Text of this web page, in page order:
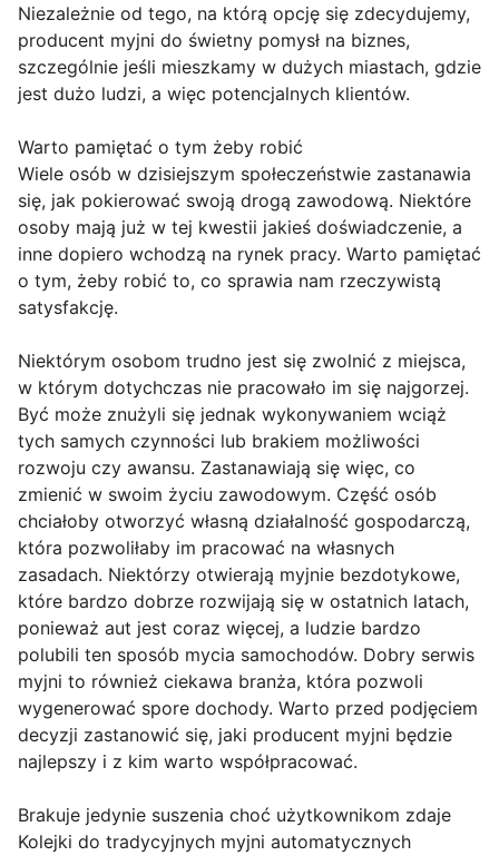
Niezależnie od tego, na którą opcję się zdecydujemy,
producent myjni do świetny pomysł na biznes,
szczególnie jeśli mieszkamy w dużych miastach, gdzie
jest dużo ludzi, a więc potencjalnych klientów.
Warto pamiętać o tym żeby robić
Wiele osób w dzisiejszym społeczeństwie zastanawia
się, jak pokierować swoją drogą zawodową. Niektóre
osoby mają już w tej kwestii jakieś doświadczenie, a
inne dopiero wchodzą na rynek pracy. Warto pamiętać
o tym, żeby robić to, co sprawia nam rzeczywistą
satysfakcję.
Niektórym osobom trudno jest się zwolnić z miejsca,
w którym dotychczas nie pracowało im się najgorzej.
Być może znużyli się jednak wykonywaniem wciąż
tych samych czynności lub brakiem możliwości
rozwoju czy awansu. Zastanawiają się więc, co
zmienić w swoim życiu zawodowym. Część osób
chciałoby otworzyć własną działalność gospodarczą,
która pozwoliłaby im pracować na własnych
zasadach. Niektórzy otwierają myjnie bezdotykowe,
które bardzo dobrze rozwijają się w ostatnich latach,
ponieważ aut jest coraz więcej, a ludzie bardzo
polubili ten sposób mycia samochodów. Dobry serwis
myjni to również ciekawa branża, która pozwoli
wygenerować spore dochody. Warto przed podjęciem
decyzji zastanowić się, jaki producent myjni będzie
najlepszy i z kim warto współpracować.
Brakuje jedynie suszenia choć użytkownikom zdaje
Kolejki do tradycyjnych myjni automatycznych